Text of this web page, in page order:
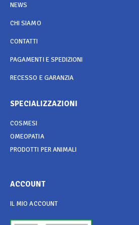
NEWS
CHI SIAMO
CONTATTI
PAGAMENTI E SPEDIZIONI
RECESSO E GARANZIA
SPECIALIZZAZIONI
COSMESI
OMEOPATIA
PRODOTTI PER ANIMALI
ACCOUNT
IL MIO ACCOUNT